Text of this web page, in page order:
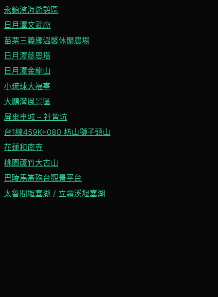
永鎮濱海遊憩區
日月潭文武廟
苗栗三義鄉溫馨休閒農場
日月潭慈恩塔
日月潭金龍山
小琉球大福亭
大鵬灣風景區
屏東車城 – 社皆坑
台1線459K+080 枋山獅子頭山
花蓮和南寺
桃園蘆竹大古山
巴陵馬崙砲台觀景平台
太魯閣堰塞湖 / 立霧溪堰塞湖